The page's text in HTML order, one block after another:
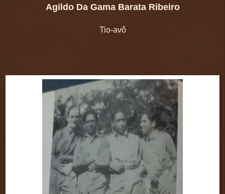
Agildo Da Gama Barata Ribeiro
Tio-avô